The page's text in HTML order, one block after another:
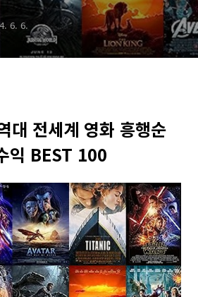
6. 6.
대 전세계 영화 흥행순
익 BEST 100